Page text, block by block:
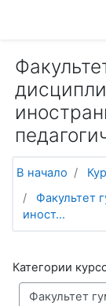
В начало
Факультет
иност...
Категории